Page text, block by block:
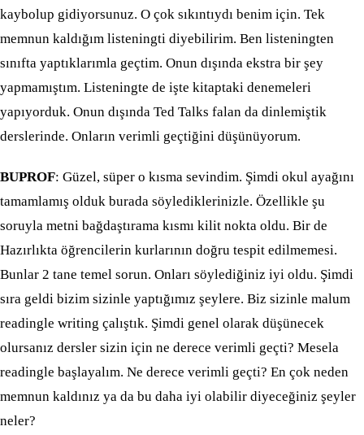
kaybolup gidiyorsunuz. O çok sıkıntıydı benim için. Tek
memnun kaldığım listeningti diyebilirim. Ben listeningten
sınıfta yaptıklarımla geçtim. Onun dışında ekstra bir şey
yapmamıştım. Listeningte de işte kitaptaki denemeleri
yapıyorduk. Onun dışında Ted Talks falan da dinlemiştik
derslerinde. Onların verimli geçtiğini düşünüyorum.
BUPROF: Güzel, süper o kısma sevindim. Şimdi okul ayağını
tamamlamış olduk burada söylediklerinizle. Özellikle şu
soruyla metni bağdaştırama kısmı kilit nokta oldu. Bir de
Hazırlıkta öğrencilerin kurlarının doğru tespit edilmemesi.
Bunlar 2 tane temel sorun. Onları söylediğiniz iyi oldu. Şimdi
sıra geldi bizim sizinle yaptığımız şeylere. Biz sizinle malum
readingle writing çalıştık. Şimdi genel olarak düşünecek
olursanız dersler sizin için ne derece verimli geçti? Mesela
readingle başlayalım. Ne derece verimli geçti? En çok neden
memnun kaldınız ya da bu daha iyi olabilir diyeceğiniz şeyler
neler?